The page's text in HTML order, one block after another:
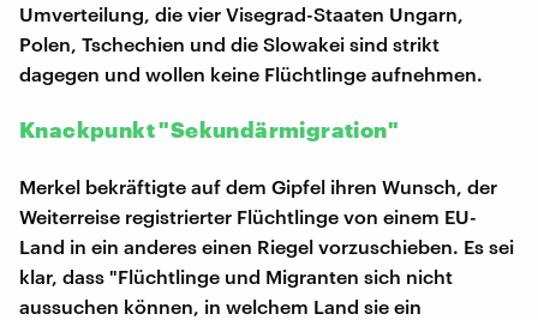
Umverteilung, die vier Visegrad-Staaten Ungarn,
Polen, Tschechien und die Slowakei sind strikt
dagegen und wollen keine Flüchtlinge aufnehmen.
Knackpunkt "Sekundärmigration"
Merkel bekräftigte auf dem Gipfel ihren Wunsch, der
Weiterreise registrierter Flüchtlinge von einem EU-
Land in ein anderes einen Riegel vorzuschieben. Es sei
klar, dass "Flüchtlinge und Migranten sich nicht
aussuchen können, in welchem Land sie ein